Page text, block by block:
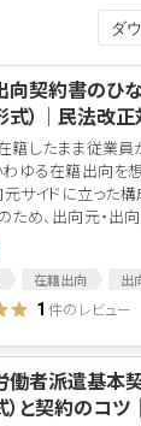
ログイン
向契約書のひ
式）│民法改
籍したまま従業
わゆる在籍出向を
元サイドに立った
ため、出向元・出
在籍出向 出
出向命令書
1 件のレビュー
働者派遣基本
）と契約のコ